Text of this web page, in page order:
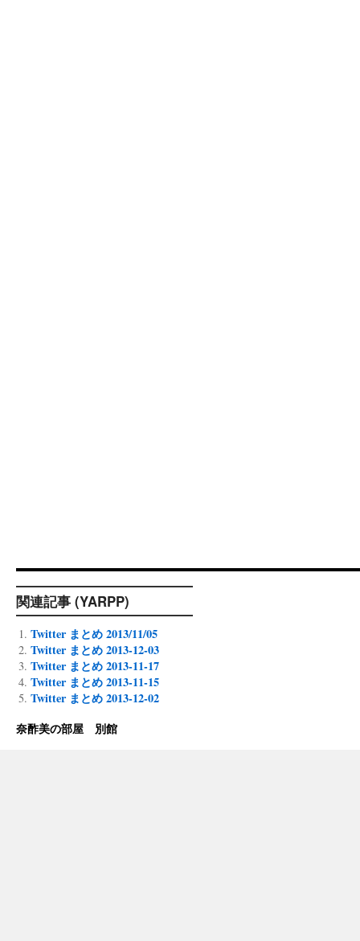
関連記事 (YARPP)
Twitter まとめ 2013/11/05
Twitter まとめ 2013-12-03
Twitter まとめ 2013-11-17
Twitter まとめ 2013-11-15
Twitter まとめ 2013-12-02
奈酢美の部屋 別館